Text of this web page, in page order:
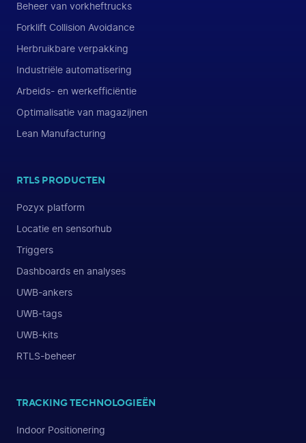
Beheer van vorkheftrucks
Forklift Collision Avoidance
Herbruikbare verpakking
Industriële automatisering
Arbeids- en werkefficiëntie
Optimalisatie van magazijnen
Lean Manufacturing
RTLS PRODUCTEN
Pozyx platform
Locatie en sensorhub
Triggers
Dashboards en analyses
UWB-ankers
UWB-tags
UWB-kits
RTLS-beheer
TRACKING TECHNOLOGIEËN
Indoor Positionering